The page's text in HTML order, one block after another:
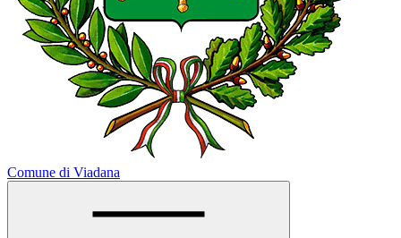
Comune di Viadana